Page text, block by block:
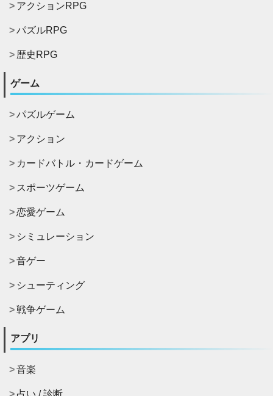
アクションRPG
パズルRPG
歴史RPG
ゲーム
パズルゲーム
アクション
カードバトル・カードゲーム
スポーツゲーム
恋愛ゲーム
シミュレーション
音ゲー
シューティング
戦争ゲーム
アプリ
音楽